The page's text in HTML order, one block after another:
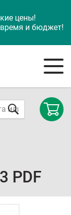
цены!
и бюджет!
PDF